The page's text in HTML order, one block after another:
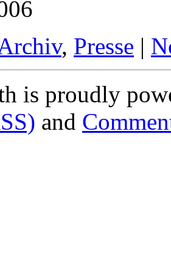
, Presse |
is proudly
and